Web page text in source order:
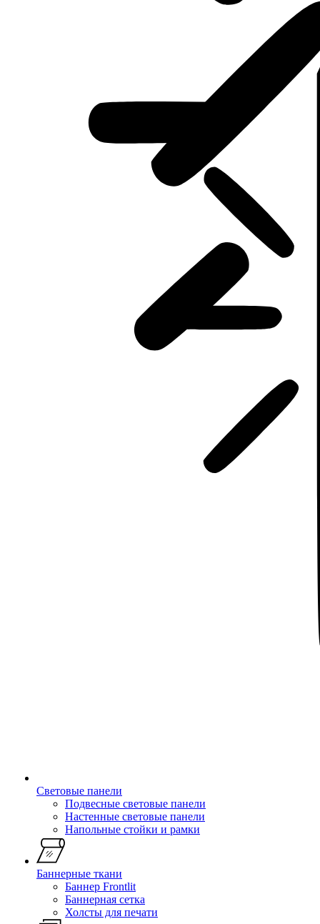
Световые панели
Подвесные световые панели
Настенные световые панели
Напольные стойки и рамки
Баннерные ткани
Баннер Frontlit
Баннерная сетка
Холсты для печати